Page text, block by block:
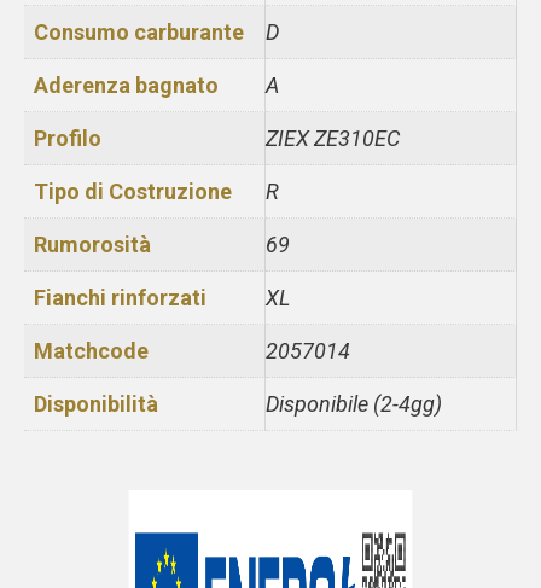
Consumo carburante D
Aderenza bagnato A
Profilo ZIEX ZE310EC
Tipo di Costruzione R
Rumorosità 69
Fianchi rinforzati XL
Matchcode 2057014
Disponibilità Disponibile (2-4gg)